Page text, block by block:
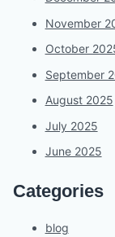
November
October
September
August 2025
July 2025
June 2025
Categories
blog